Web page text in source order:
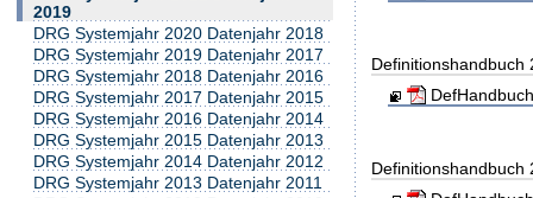
Definitionshandbuch
Definitionshandbuch
2019
DRG Systemjahr 2020 Datenjahr 2018
DRG Systemjahr 2019 Datenjahr 2017
DRG Systemjahr 2018 Datenjahr 2016
DRG Systemjahr 2017 Datenjahr 2015
DRG Systemjahr 2016 Datenjahr 2014
DRG Systemjahr 2015 Datenjahr 2013
DRG Systemjahr 2014 Datenjahr 2012
DRG Systemjahr 2013 Datenjahr 2011